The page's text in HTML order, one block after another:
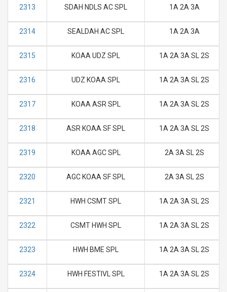
2313 SDAH NDLS AC SPL 1A 2A 3A
2314 SEALDAH AC SPL 1A 2A 3A
2315 KOAA UDZ SPL 1A 2A 3A SL 2S
2316 UDZ KOAA SPL 1A 2A 3A SL 2S
2317 KOAA ASR SPL 1A 2A 3A SL 2S
2318 ASR KOAA SF SPL 1A 2A 3A SL 2S
2319 KOAA AGC SPL 2A 3A SL 2S
2320 AGC KOAA SF SPL 2A 3A SL 2S
2321 HWH CSMT SPL 1A 2A 3A SL 2S
2322 CSMT HWH SPL 1A 2A 3A SL 2S
2323 HWH BME SPL 1A 2A 3A SL 2S
2324 HWH FESTIVL SPL 1A 2A 3A SL 2S